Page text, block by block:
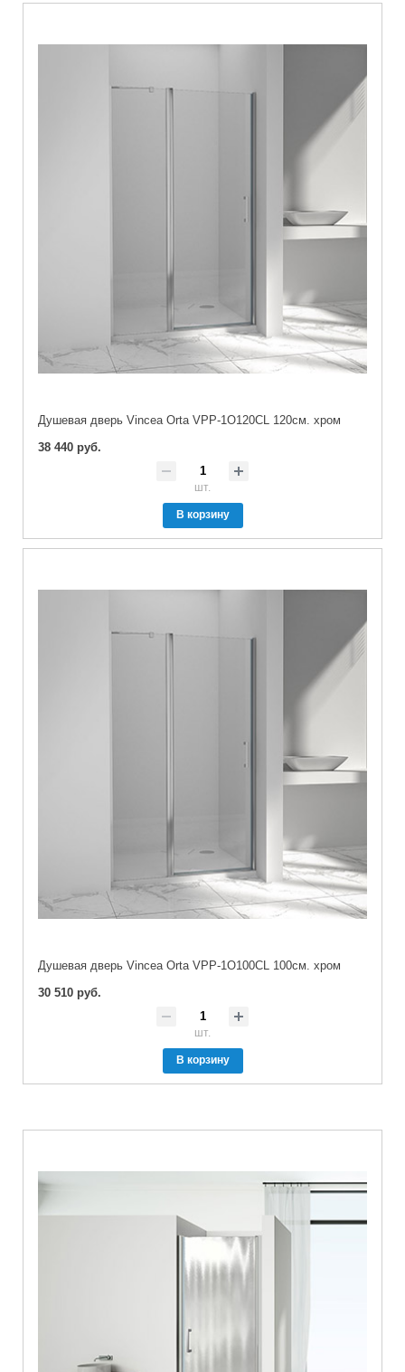
Душевая дверь Vincea Orta VPP-1O120CL 120см. хром
38 440 руб.
шт.
В корзину
Душевая дверь Vincea Orta VPP-1O100CL 100см. хром
30 510 руб.
шт.
В корзину